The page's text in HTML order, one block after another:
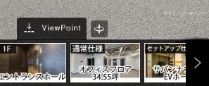
プライバシーポリシー